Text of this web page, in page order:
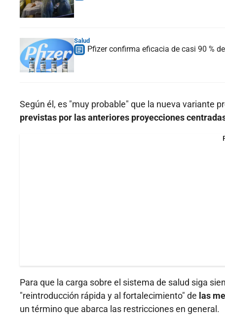
Salud
Pfizer confirma eficacia de casi 90 %
Según él, es "muy probable" que la nueva variante
previstas por las anteriores proyecciones
Para que la carga sobre el sistema de salud siga
"reintroducción rápida y al fortalecimiento" de las
un término que abarca las restricciones en general.